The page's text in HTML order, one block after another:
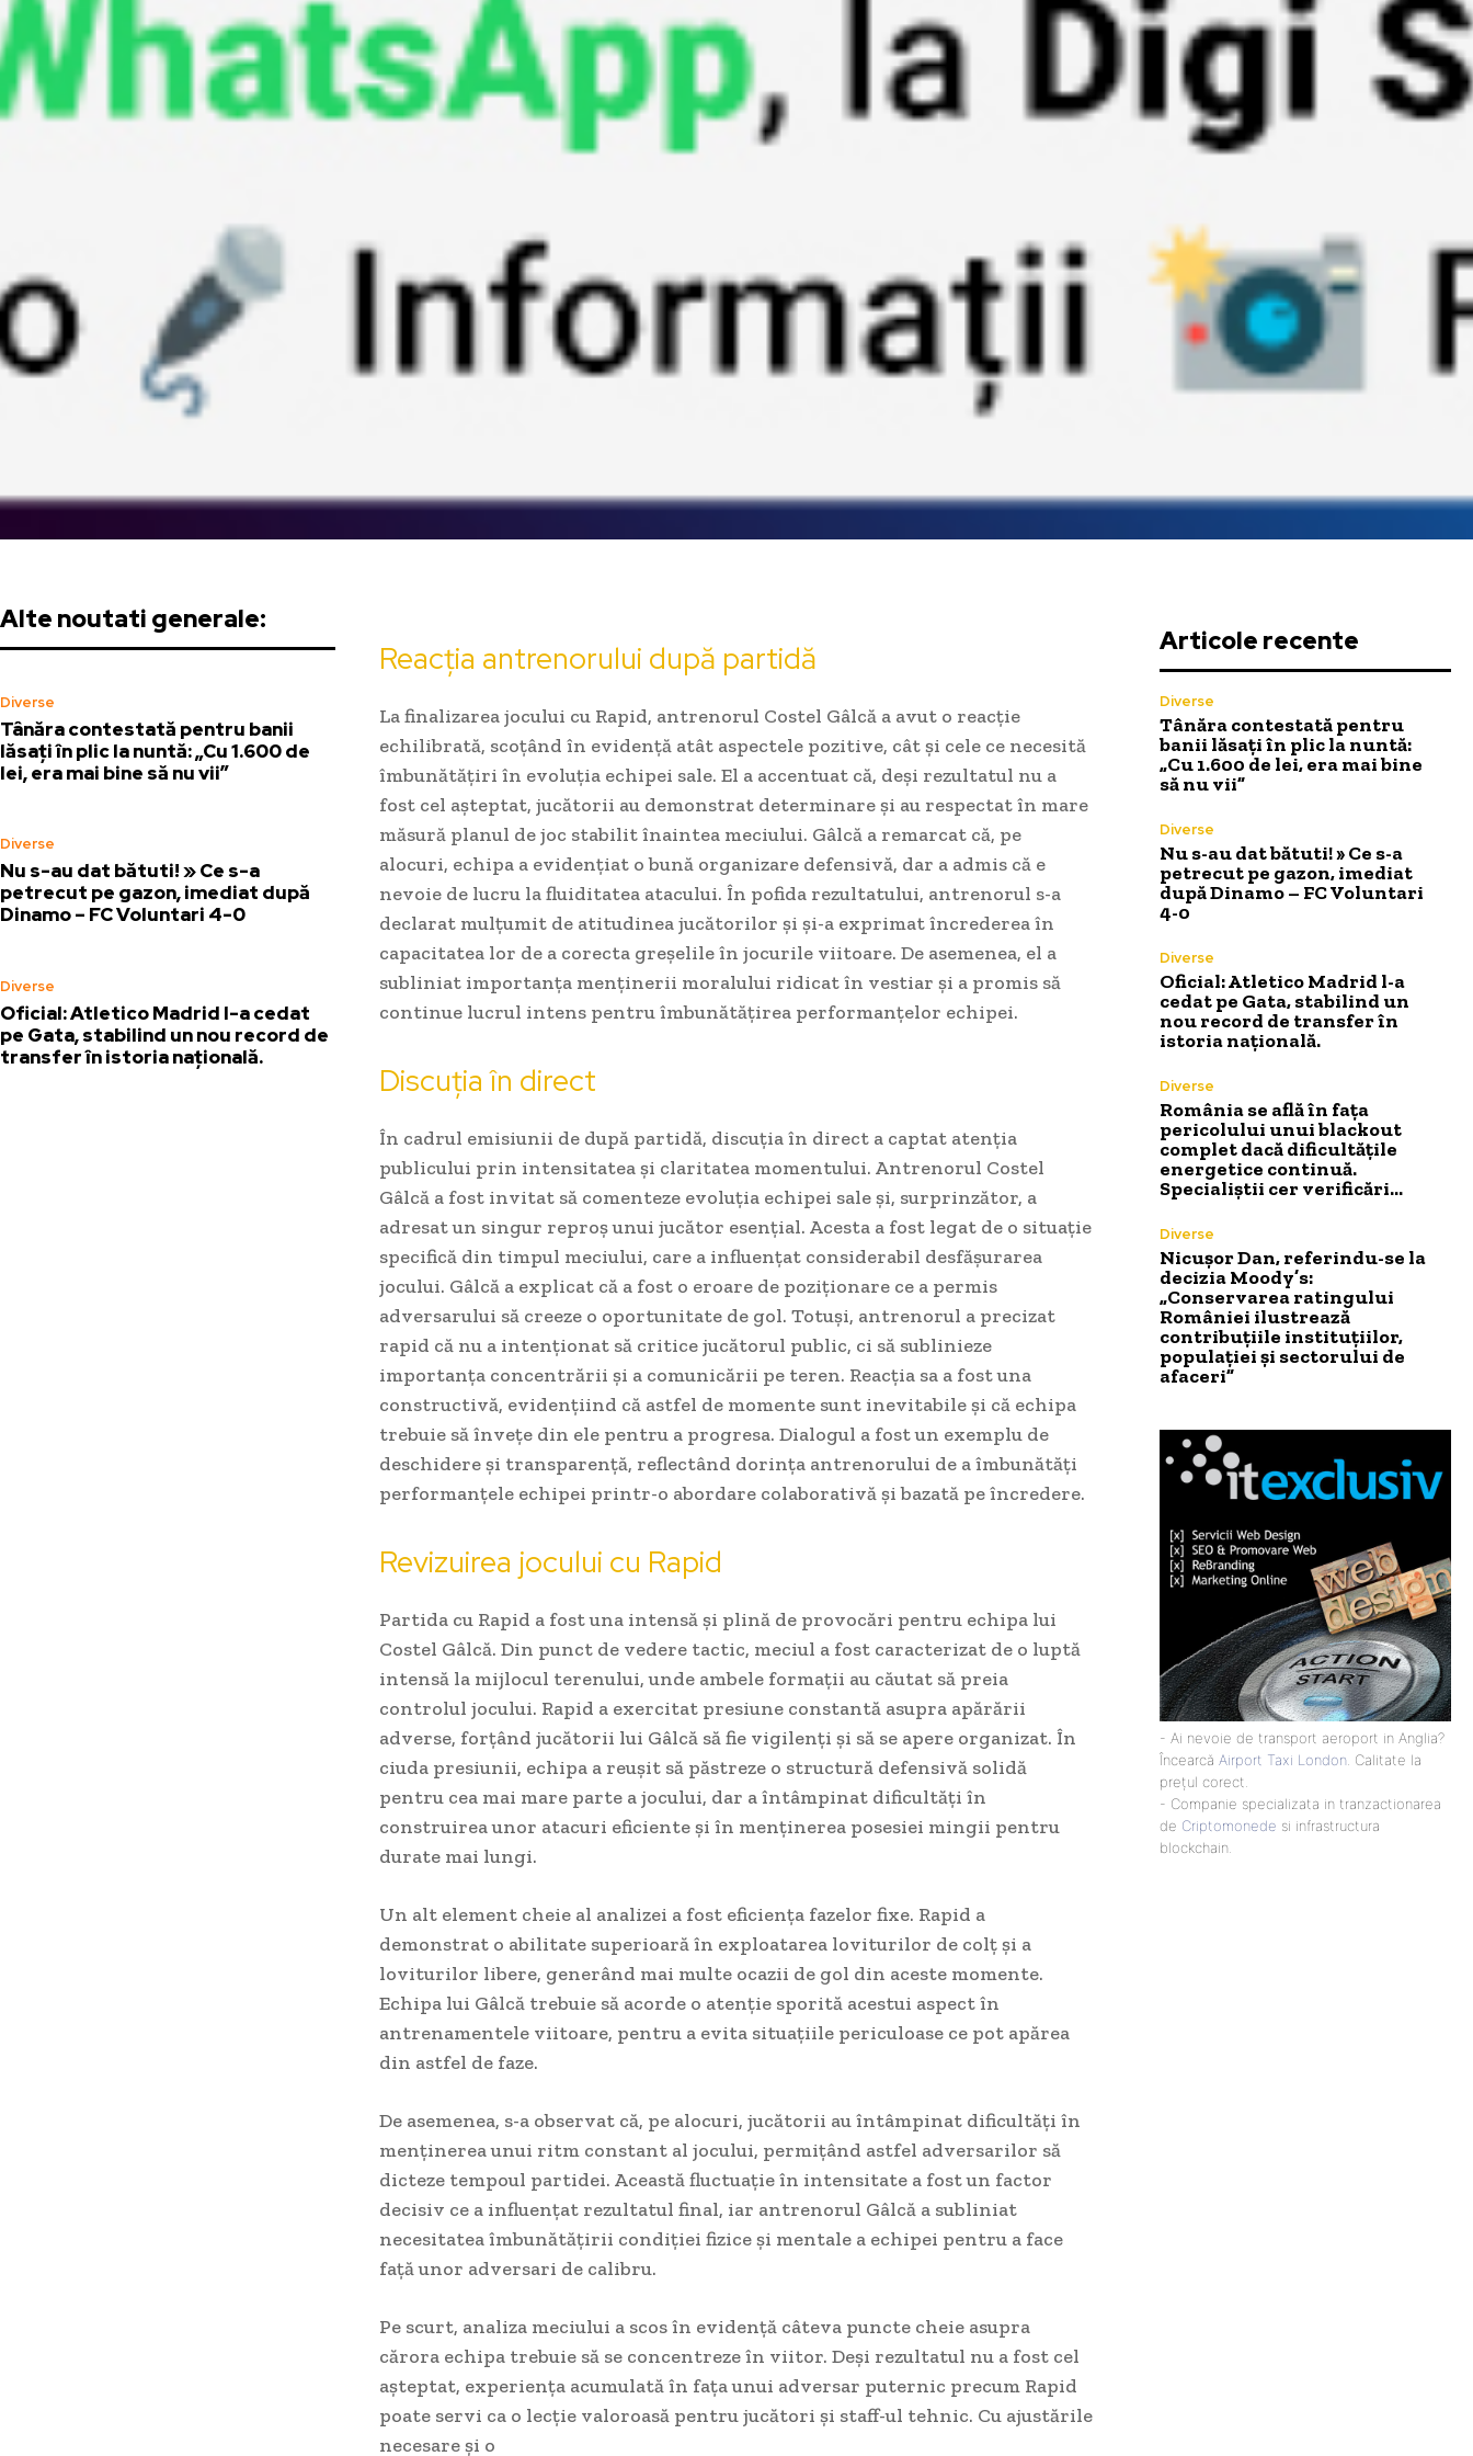
Alte noutati generale:
Diverse
Tânăra contestată pentru banii
lăsați în plic la nuntă: „Cu 1.600 de
lei, era mai bine să nu vii”
Diverse
Nu s-au dat bătuti! » Ce s-a
petrecut pe gazon, imediat după
Dinamo – FC Voluntari 4-0
Diverse
Oficial: Atletico Madrid l-a cedat
pe Gata, stabilind un nou record de
transfer în istoria națională.
Reacția antrenorului după partidă
La finalizarea jocului cu Rapid, antrenorul Costel Gâlcă a avut o reacție
echilibrată, scoțând în evidență atât aspectele pozitive, cât și cele ce necesită
îmbunătățiri în evoluția echipei sale. El a accentuat că, deși rezultatul nu a
fost cel așteptat, jucătorii au demonstrat determinare și au respectat în mare
măsură planul de joc stabilit înaintea meciului. Gâlcă a remarcat că, pe
alocuri, echipa a evidențiat o bună organizare defensivă, dar a admis că e
nevoie de lucru la fluiditatea atacului. În pofida rezultatului, antrenorul s-a
declarat mulțumit de atitudinea jucătorilor și și-a exprimat încrederea în
capacitatea lor de a corecta greșelile în jocurile viitoare. De asemenea, el a
subliniat importanța menținerii moralului ridicat în vestiar și a promis să
continue lucrul intens pentru îmbunătățirea performanțelor echipei.
Discuția în direct
În cadrul emisiunii de după partidă, discuția în direct a captat atenția
publicului prin intensitatea și claritatea momentului. Antrenorul Costel
Gâlcă a fost invitat să comenteze evoluția echipei sale și, surprinzător, a
adresat un singur reproș unui jucător esențial. Acesta a fost legat de o situație
specifică din timpul meciului, care a influențat considerabil desfășurarea
jocului. Gâlcă a explicat că a fost o eroare de poziționare ce a permis
adversarului să creeze o oportunitate de gol. Totuși, antrenorul a precizat
rapid că nu a intenționat să critice jucătorul public, ci să sublinieze
importanța concentrării și a comunicării pe teren. Reacția sa a fost una
constructivă, evidențiind că astfel de momente sunt inevitabile și că echipa
trebuie să învețe din ele pentru a progresa. Dialogul a fost un exemplu de
deschidere și transparență, reflectând dorința antrenorului de a îmbunătăți
performanțele echipei printr-o abordare colaborativă și bazată pe încredere.
Revizuirea jocului cu Rapid
Partida cu Rapid a fost una intensă și plină de provocări pentru echipa lui
Costel Gâlcă. Din punct de vedere tactic, meciul a fost caracterizat de o luptă
intensă la mijlocul terenului, unde ambele formații au căutat să preia
controlul jocului. Rapid a exercitat presiune constantă asupra apărării
adverse, forțând jucătorii lui Gâlcă să fie vigilenți și să se apere organizat. În
ciuda presiunii, echipa a reușit să păstreze o structură defensivă solidă
pentru cea mai mare parte a jocului, dar a întâmpinat dificultăți în
construirea unor atacuri eficiente și în menținerea posesiei mingii pentru
durate mai lungi.
Un alt element cheie al analizei a fost eficiența fazelor fixe. Rapid a
demonstrat o abilitate superioară în exploatarea loviturilor de colț și a
loviturilor libere, generând mai multe ocazii de gol din aceste momente.
Echipa lui Gâlcă trebuie să acorde o atenție sporită acestui aspect în
antrenamentele viitoare, pentru a evita situațiile periculoase ce pot apărea
din astfel de faze.
De asemenea, s-a observat că, pe alocuri, jucătorii au întâmpinat dificultăți în
menținerea unui ritm constant al jocului, permițând astfel adversarilor să
dicteze tempoul partidei. Această fluctuație în intensitate a fost un factor
decisiv ce a influențat rezultatul final, iar antrenorul Gâlcă a subliniat
necesitatea îmbunătățirii condiției fizice și mentale a echipei pentru a face
față unor adversari de calibru.
Pe scurt, analiza meciului a scos în evidență câteva puncte cheie asupra
cărora echipa trebuie să se concentreze în viitor. Deși rezultatul nu a fost cel
așteptat, experiența acumulată în fața unui adversar puternic precum Rapid
poate servi ca o lecție valoroasă pentru jucători și staff-ul tehnic. Cu ajustările
necesare și o
Articole recente
Diverse
Tânăra contestată pentru
banii lăsați în plic la nuntă:
„Cu 1.600 de lei, era mai bine
să nu vii”
Diverse
Nu s-au dat bătuti! » Ce s-a
petrecut pe gazon, imediat
după Dinamo – FC Voluntari
4-0
Diverse
Oficial: Atletico Madrid l-a
cedat pe Gata, stabilind un
nou record de transfer în
istoria națională.
Diverse
România se află în fața
pericolului unui blackout
complet dacă dificultățile
energetice continuă.
Specialiștii cer verificări…
Diverse
Nicușor Dan, referindu-se la
decizia Moody’s:
„Conservarea ratingului
României ilustrează
contribuțiile instituțiilor,
populației și sectorului de
afaceri”
- Ai nevoie de transport aeroport in Anglia?
Încearcă Airport Taxi London . Calitate la
prețul corect.
- Companie specializata in tranzactionarea
de Criptomonede si infrastructura
blockchain.